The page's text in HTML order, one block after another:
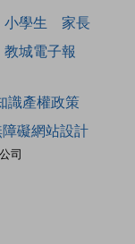
小學生
家長
教城電子報
司
識產權政策
礙網站設計